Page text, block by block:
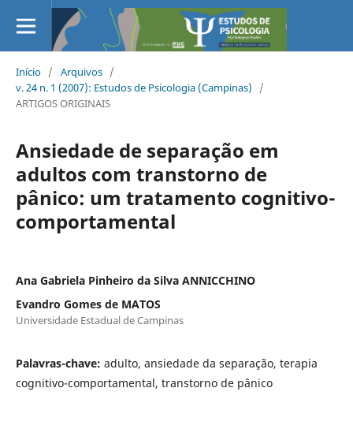
Início / Arquivos /
v. 24 n. 1 (2007): Estudos de Psicologia (Campinas)
/
ARTIGOS ORIGINAIS
Ansiedade de separação em
adultos com transtorno de
pânico: um tratamento cognitivo-
comportamental
Ana Gabriela Pinheiro da Silva ANNICCHINO
Evandro Gomes de MATOS
Universidade Estadual de Campinas
Palavras-chave: adulto, ansiedade da separação, terapia
cognitivo-comportamental, transtorno de pânico